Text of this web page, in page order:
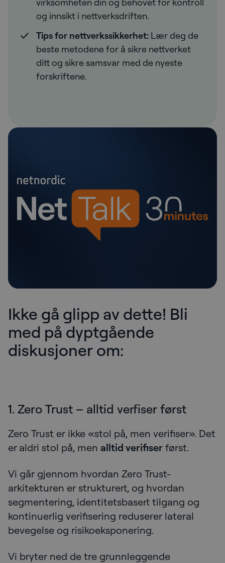
og innsikt i nettverksdriften.
Tips for nettverkssikkerhet: Lær deg de
beste metodene for å sikre nettverket
ditt og sikre samsvar med de nyeste
forskriftene.
Ikke gå glipp av dette! Bli
med på dyptgående
diskusjoner om:
1. Zero Trust – alltid verfiser først
Zero Trust er ikke «stol på, men verifiser». Det
er aldri stol på, men alltid verifiser først.
Vi går gjennom hvordan Zero Trust-
arkitekturen er strukturert, og hvordan
segmentering, identitetsbasert tilgang og
kontinuerlig verifisering reduserer lateral
bevegelse og risikoeksponering.
Vi bryter ned de tre grunnleggende